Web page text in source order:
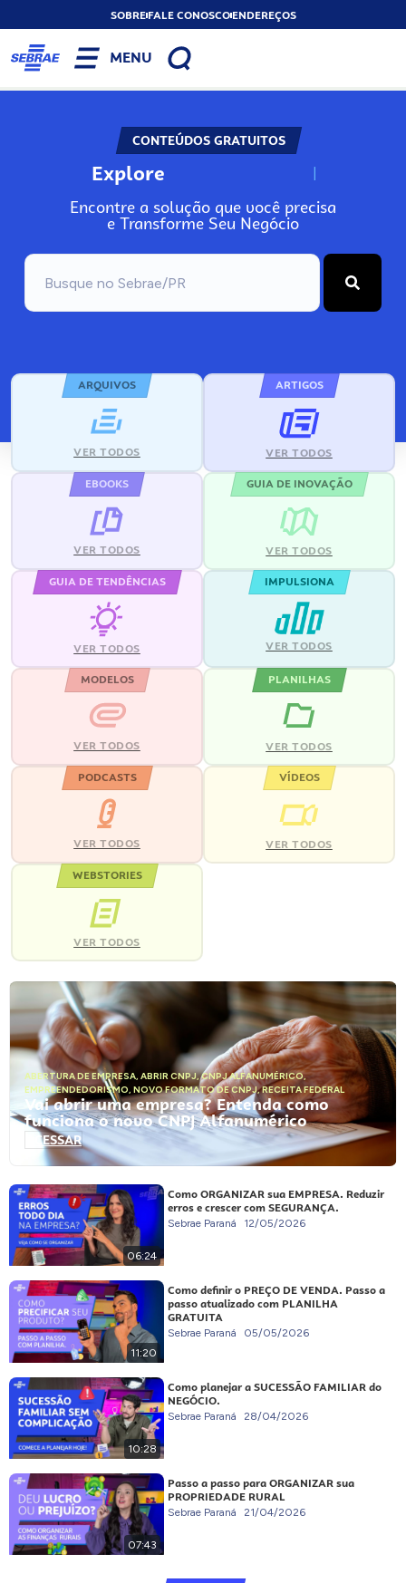
SOBREFALE CONOSCOENDEREÇOS
MENU
CONTEÚDOS GRATUITOS
Explore N
Encontre a solução que você precisa
e Transforme Seu Negócio
ARQUIVOS
VER TODOS
ARTIGOS
VER TODOS
EBOOKS
VER TODOS
GUIA DE INOVAÇÃO
VER TODOS
GUIA DE TENDÊNCIAS
VER TODOS
IMPULSIONA
VER TODOS
MODELOS
VER TODOS
PLANILHAS
VER TODOS
PODCASTS
VER TODOS
VÍDEOS
VER TODOS
WEBSTORIES
VER TODOS
ABERTURA DE EMPRESA, ABRIR CNPJ,CNPJ ALFANUMÉRICO,
EMPREENDEDORISMO, NOVO FORMATO DE CNPJ,RECEITA FEDERAL
Vai abrir uma empresa? Entenda como
funciona o novo CNPJ Alfanumérico
ACESSAR
06:24
Como ORGANIZAR sua EMPRESA. Reduzir
erros e crescer com SEGURANÇA.
Sebrae Paraná 12/05/2026
11:20
Como definir o PREÇO DE VENDA. Passo a
passo atualizado com PLANILHA
GRATUITA
Sebrae Paraná 05/05/2026
10:28
Como planejar a SUCESSÃO FAMILIAR do
NEGÓCIO.
Sebrae Paraná 28/04/2026
07:43
Passo a passo para ORGANIZAR sua
PROPRIEDADE RURAL
Sebrae Paraná 21/04/2026